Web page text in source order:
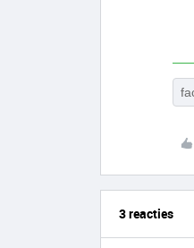
3 reacties